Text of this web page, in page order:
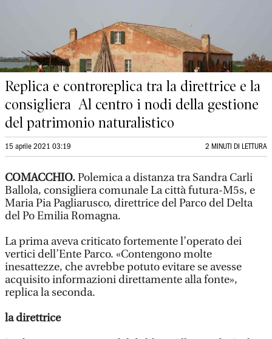
Replica e controreplica tra la direttrice e la
consigliera Al centro i nodi della gestione
del patrimonio naturalistico
15 aprile 2021 03:19 2 MINUTI DI LETTURA
COMACCHIO.Polemica a distanza tra Sandra Carli
Ballola, consigliera comunale La città futura-M5s, e
Maria Pia Pagliarusco, direttrice del Parco del Delta
del Po Emilia Romagna.
La prima aveva criticato fortemente l’operato dei
vertici dell’Ente Parco. «Contengono molte
inesattezze, che avrebbe potuto evitare se avesse
acquisito informazioni direttamente alla fonte»,
replica la seconda.
la direttrice